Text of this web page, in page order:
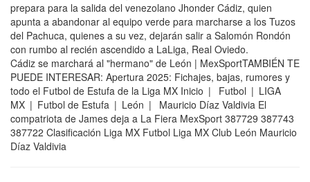
prepara para la salida del venezolano Jhonder Cádiz, quien
apunta a abandonar al equipo verde para marcharse a los Tuzos
del Pachuca, quienes a su vez, dejarán salir a Salomón Rondón
con rumbo al recién ascendido a LaLiga, Real Oviedo.
Cádiz se marchará al "hermano" de León | MexSportTAMBIÉN TE
PUEDE INTERESAR: Apertura 2025: Fichajes, bajas, rumores y
todo el Futbol de Estufa de la Liga MX Inicio | Futbol | LIGA
MX | Futbol de Estufa | León | Mauricio Díaz Valdivia El
compatriota de James deja a La Fiera MexSport 387729 387743
387722 Clasificación Liga MX Futbol Liga MX Club León Mauricio
Díaz Valdivia